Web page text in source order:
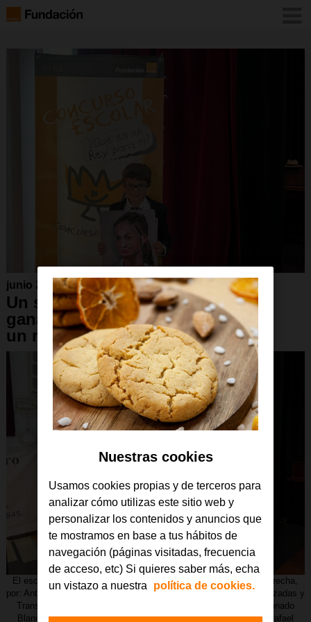
junio 2024
Un sevillano de 5º de Primaria
gana la 43ª edición del ¿Qué es
un rey para ti? en Andalucía
El escolar ganador, Pablo Pérez, acompañado, de izquierda a derecha,
por: Antonio Segura Marrero, director general de Tecnologías Avanzadas y
Transformación Educativa en la Junta de Andalucía; Raúl Maldonado
Blanes, representante institucional de la Fundación Orange; y Rafael
Nuestras cookies
Usamos cookies propias y de terceros para
analizar cómo utilizas este sitio web y
personalizar los contenidos y anuncios que
te mostramos en base a tus hábitos de
navegación (páginas visitadas, frecuencia
de acceso, etc) Si quieres saber más, echa
un vistazo a nuestra
política de cookies.